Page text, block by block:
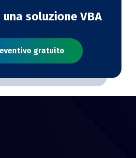
soluzione VBA
gratuito